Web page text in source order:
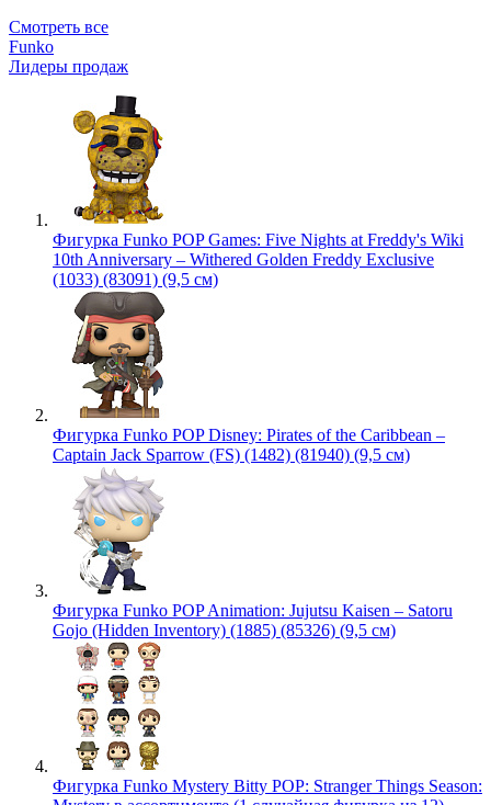
Смотреть все
Funko
Лидеры продаж
Фигурка Funko POP Games: Five Nights at Freddy's Wiki
10th Anniversary – Withered Golden Freddy Exclusive
(1033) (83091) (9,5 см)
Фигурка Funko POP Disney: Pirates of the Caribbean –
Captain Jack Sparrow (FS) (1482) (81940) (9,5 см)
Фигурка Funko POP Animation: Jujutsu Kaisen – Satoru
Gojo (Hidden Inventory) (1885) (85326) (9,5 см)
Фигурка Funko Mystery Bitty POP: Stranger Things Season: